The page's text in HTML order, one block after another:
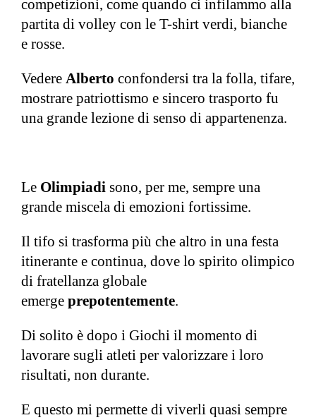
competizioni, come quando ci infilammo alla
partita di volley con le T-shirt verdi, bianche
e rosse.
Vedere Alberto confondersi tra la folla, tifare,
mostrare patriottismo e sincero trasporto fu
una grande lezione di senso di appartenenza.
Le Olimpiadi sono, per me, sempre una
grande miscela di emozioni fortissime.
Il tifo si trasforma più che altro in una festa
itinerante e continua, dove lo spirito olimpico
di fratellanza globale
emerge prepotentemente.
Di solito è dopo i Giochi il momento di
lavorare sugli atleti per valorizzare i loro
risultati, non durante.
E questo mi permette di viverli quasi sempre